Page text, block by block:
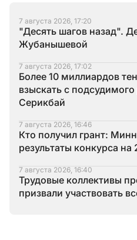
7 августа 2026, 17:20
"Десять шагов назад".
Жубанышевой
7 августа 2026, 17:02
Более 10 миллиардов
взыскать с
Серикбай
7 августа 2026, 16:46
Кто получил грант:
результаты конкурса на
7 августа 2026, 16:40
Трудовые коллективы
призвали участвовать